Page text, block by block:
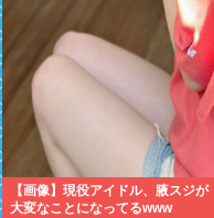
【画像】現役アイドル、腋スジが
大変なことになってるwww